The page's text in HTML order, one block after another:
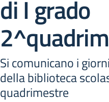
di I grado
Si comunicano i
della biblioteca
quadrimestre